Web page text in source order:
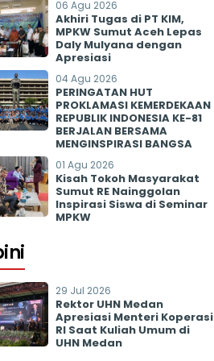
06 Agu 2026
Akhiri Tugas di PT KIM,
MPKW Sumut Aceh Lepas
Daly Mulyana dengan
Apresiasi
04 Agu 2026
PERINGATAN HUT
PROKLAMASI KEMERDEKAAN
REPUBLIK INDONESIA KE-81
BERJALAN BERSAMA
MENGINSPIRASI BANGSA
01 Agu 2026
Kisah Tokoh Masyarakat
Sumut RE Nainggolan
Inspirasi Siswa di Seminar
MPKW
29 Jul 2026
Rektor UHN Medan
Apresiasi Menteri Koperasi
RI Saat Kuliah Umum di
UHN Medan